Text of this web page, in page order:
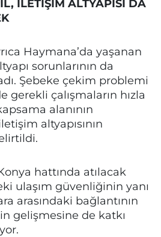
İLETİŞİM ALTYAPISI DA
Haymana’da yaşanan
sorunlarının da
Şebeke çekim problemi
gerekli çalışmaların hızla
alanının
altyapısının
hattında atılacak
ulaşım güvenliğinin yanı
arasındaki bağlantının
gelişmesine de katkı